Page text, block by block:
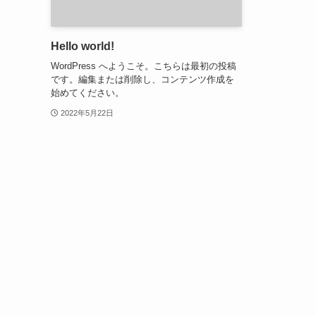
Hello world!
WordPress へようこそ。こちらは最初の投稿
です。編集または削除し、コンテンツ作成を
始めてください。
2022年5月22日